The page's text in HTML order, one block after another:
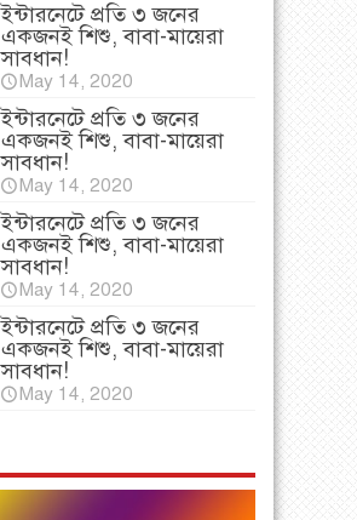
ইন্টারনেটে প্রতি ৩ জনের
একজনই শিশু, বাবা-মায়েরা
সাবধান!
May 14, 2020
ইন্টারনেটে প্রতি ৩ জনের
একজনই শিশু, বাবা-মায়েরা
সাবধান!
May 14, 2020
ইন্টারনেটে প্রতি ৩ জনের
একজনই শিশু, বাবা-মায়েরা
সাবধান!
May 14, 2020
ইন্টারনেটে প্রতি ৩ জনের
একজনই শিশু, বাবা-মায়েরা
সাবধান!
May 14, 2020